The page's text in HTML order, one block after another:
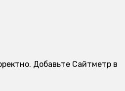
Добавьте Сайтметр в